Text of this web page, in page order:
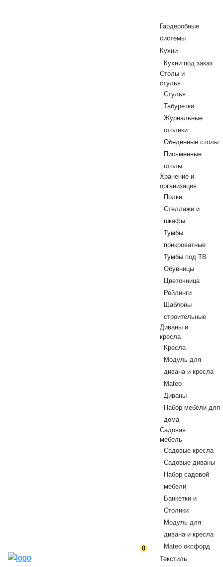
0
Гардеробные
системы
Кухни
Кухни под заказ
Столы и
стулья
Стулья
Табуретки
Журнальные
столики
Обеденные столы
Письменные
столы
Хранение и
организация
Полки
Стеллажи и
шкафы
Тумбы
прикроватные
Тумбы под ТВ
Обувницы
Цветочница
Рейлинги
Шаблоны
строительные
Диваны и
кресла
Кресла
Модуль для
дивана и кресла
Mateo
Диваны
Набор мебели для
дома
Садовая
мебель
Садовые кресла
Садовые диваны
Набор садовой
мебели
Банкетки и
Столики
Модуль для
дивана и кресла
Mateo оксфорд
Текстиль